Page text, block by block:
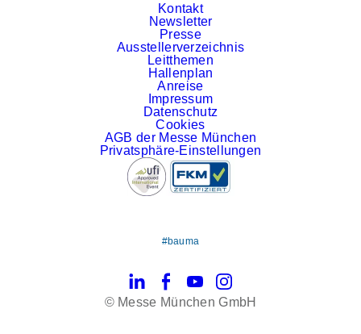
Kontakt
Newsletter
Presse
Ausstellerverzeichnis
Leitthemen
Hallenplan
Anreise
Impressum
Datenschutz
Cookies
AGB der Messe München
Privatsphäre-Einstellungen
#bauma
LinkedInFacebookYouTubeInstagram
© Messe München GmbH